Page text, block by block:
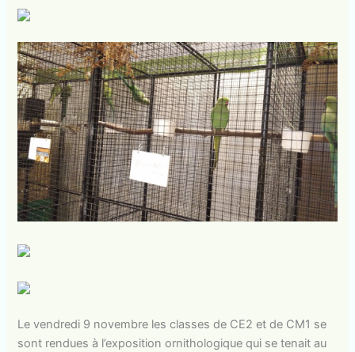
Le vendredi 9 novembre les classes de CE2 et de CM1 se
sont rendues à l’exposition ornithologique qui se tenait au